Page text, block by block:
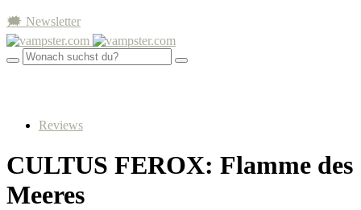
🗯 Newsletter
Reviews
CULTUS FEROX: Flamme des
Meeres